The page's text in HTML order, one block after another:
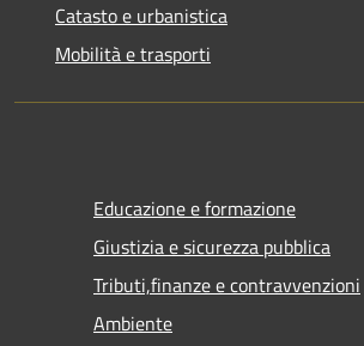
Catasto e urbanistica
Mobilità e trasporti
Educazione e formazione
Giustizia e sicurezza pubblica
Tributi,finanze e contravvenzioni
Ambiente